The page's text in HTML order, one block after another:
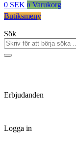
0 SEK 0 Varukorg
Butiksmeny
Sök
Erbjudanden
Logga in